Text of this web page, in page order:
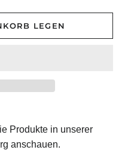
LEGEN
Produkte in unserer
anschauen.